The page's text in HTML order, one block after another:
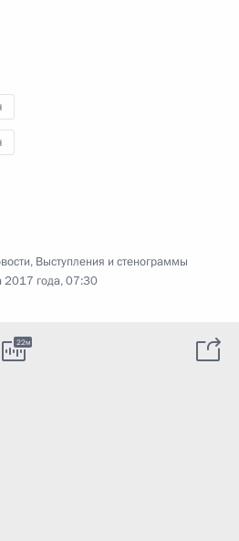
, Выступления и стенограммы
2017 года, 07:30
22м